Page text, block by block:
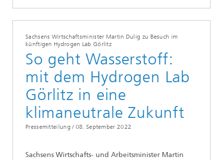
Sachsens Wirtschaftsminister Martin Dulig zu Besuch im
künftigen Hydrogen Lab Görlitz
So geht Wasserstoff:
mit dem Hydrogen Lab
Görlitz in eine
klimaneutrale Zukunft
Pressemitteilung / 08. September 2022
Sachsens Wirtschafts- und Arbeitsminister Martin